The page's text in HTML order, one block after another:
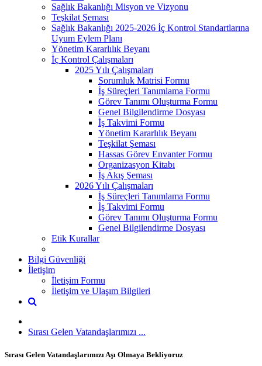
Sağlık Bakanlığı Misyon ve Vizyonu
Teşkilat Şeması
Sağlık Bakanlığı 2025-2026 İç Kontrol Standartlarına
Uyum Eylem Planı
Yönetim Kararlılık Beyanı
İç Kontrol Çalışmaları
2025 Yılı Çalışmaları
Sorumluk Matrisi Formu
İş Süreçleri Tanımlama Formu
Görev Tanımı Oluşturma Formu
Genel Bilgilendirme Dosyası
İş Takvimi Formu
Yönetim Kararlılık Beyanı
Teşkilat Şeması
Hassas Görev Envanter Formu
Organizasyon Kitabı
İş Akış Şeması
2026 Yılı Çalışmaları
İş Süreçleri Tanımlama Formu
İş Takvimi Formu
Görev Tanımı Oluşturma Formu
Genel Bilgilendirme Dosyası
Etik Kurallar
Bilgi Güvenliği
İletişim
İletişim Formu
İletişim ve Ulaşım Bilgileri
Sırası Gelen Vatandaşlarımızı ...
Sırası Gelen Vatandaşlarımızı Aşı Olmaya Bekliyoruz